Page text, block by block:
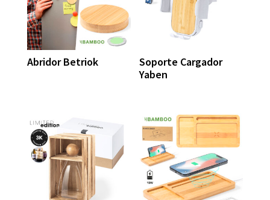
Abridor Betriok
Soporte Cargador
Yaben